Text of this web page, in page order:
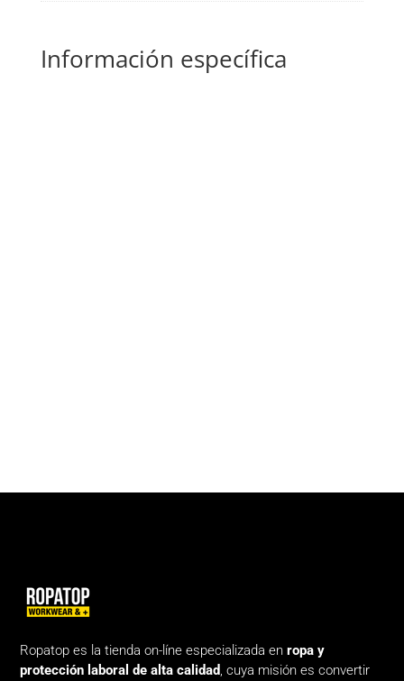
Información específica
Ropatop es la tienda on-líne especializada enropa y
protección laboral de alta calidad, cuya misión es convertir